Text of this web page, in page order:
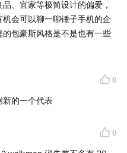
港
起、帝国的躁动与迷惘
、宜家等极简设计的偏爱，
会可以聊一聊锤子手机的企
包豪斯风格是不是也有一些
0
的一个代表
0